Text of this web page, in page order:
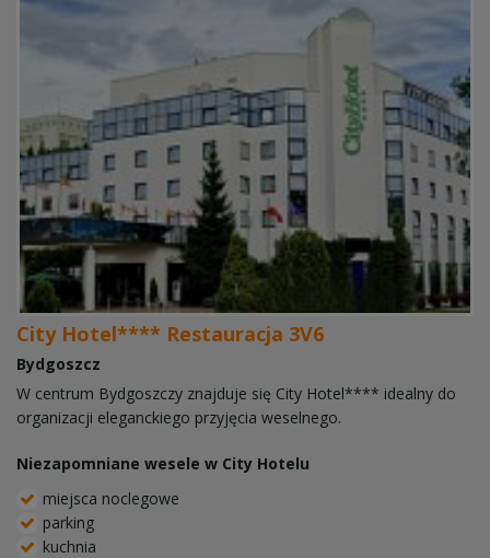
City Hotel**** Restauracja 3V6
Bydgoszcz
W centrum Bydgoszczy znajduje się City Hotel**** idealny do
organizacji eleganckiego przyjęcia weselnego.
Niezapomniane wesele w City Hotelu
miejsca noclegowe
parking
kuchnia